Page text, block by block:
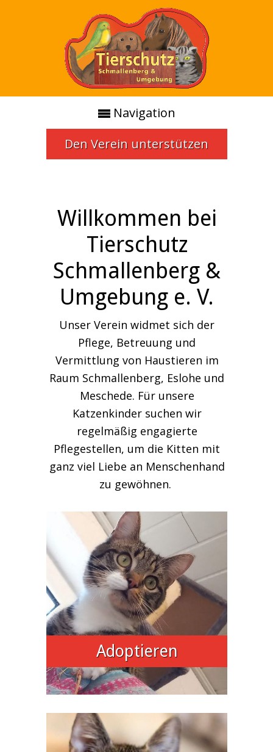
Navigation
Den Verein unterstützen
Willkommen bei
Tierschutz
Schmallenberg &
Umgebung e. V.
Unser Verein widmet sich der
Pflege, Betreuung und
Vermittlung von Haustieren im
Raum Schmallenberg, Eslohe und
Meschede. Für unsere
Katzenkinder suchen wir
regelmäßig engagierte
Pflegestellen, um die Kitten mit
ganz viel Liebe an Menschenhand
zu gewöhnen.
Adoptieren